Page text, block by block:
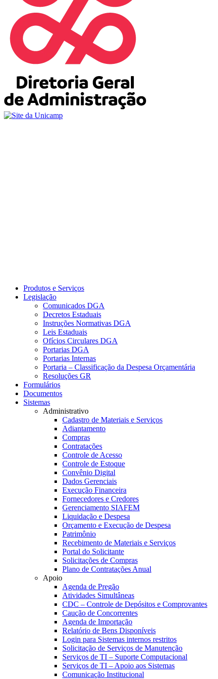
Produtos e Serviços
Legislação
Comunicados DGA
Decretos Estaduais
Instruções Normativas DGA
Leis Estaduais
Ofícios Circulares DGA
Portarias DGA
Portarias Internas
Portaria – Classificação da Despesa Orçamentária
Resoluções GR
Formulários
Documentos
Sistemas
Administrativo
Cadastro de Materiais e Serviços
Adiantamento
Compras
Contratações
Controle de Acesso
Controle de Estoque
Convênio Digital
Dados Gerenciais
Execução Financeira
Fornecedores e Credores
Gerenciamento SIAFEM
Liquidação e Despesa
Orçamento e Execução de Despesa
Patrimônio
Recebimento de Materiais e Serviços
Portal do Solicitante
Solicitações de Compras
Plano de Contratações Anual
Apoio
Agenda de Pregão
Atividades Simultâneas
CDC – Controle de Depósitos e Comprovantes
Caução de Concorrentes
Agenda de Importação
Relatório de Bens Disponíveis
Login para Sistemas internos restritos
Solicitação de Serviços de Manutenção
Serviços de TI – Suporte Computacional
Serviços de TI – Apoio aos Sistemas
Comunicação Institucional